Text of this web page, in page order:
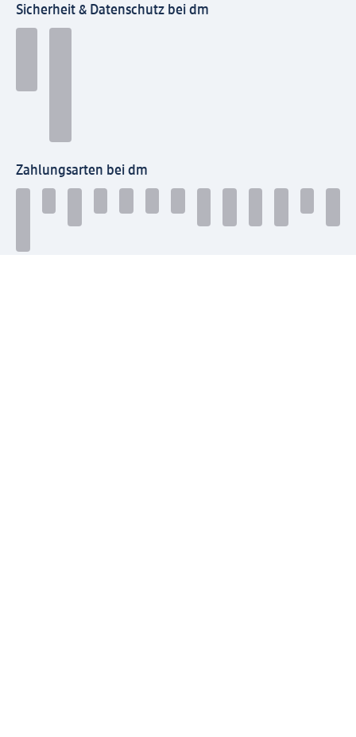
Sicherheit & Datenschutz bei dm
Zahlungsarten bei dm